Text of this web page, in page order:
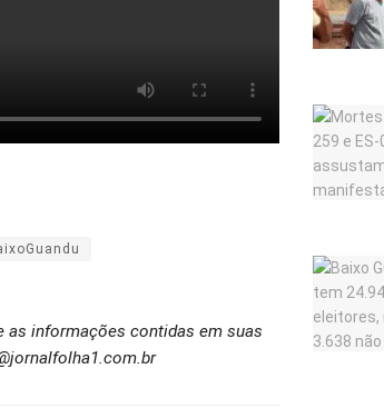
as informações contidas em suas